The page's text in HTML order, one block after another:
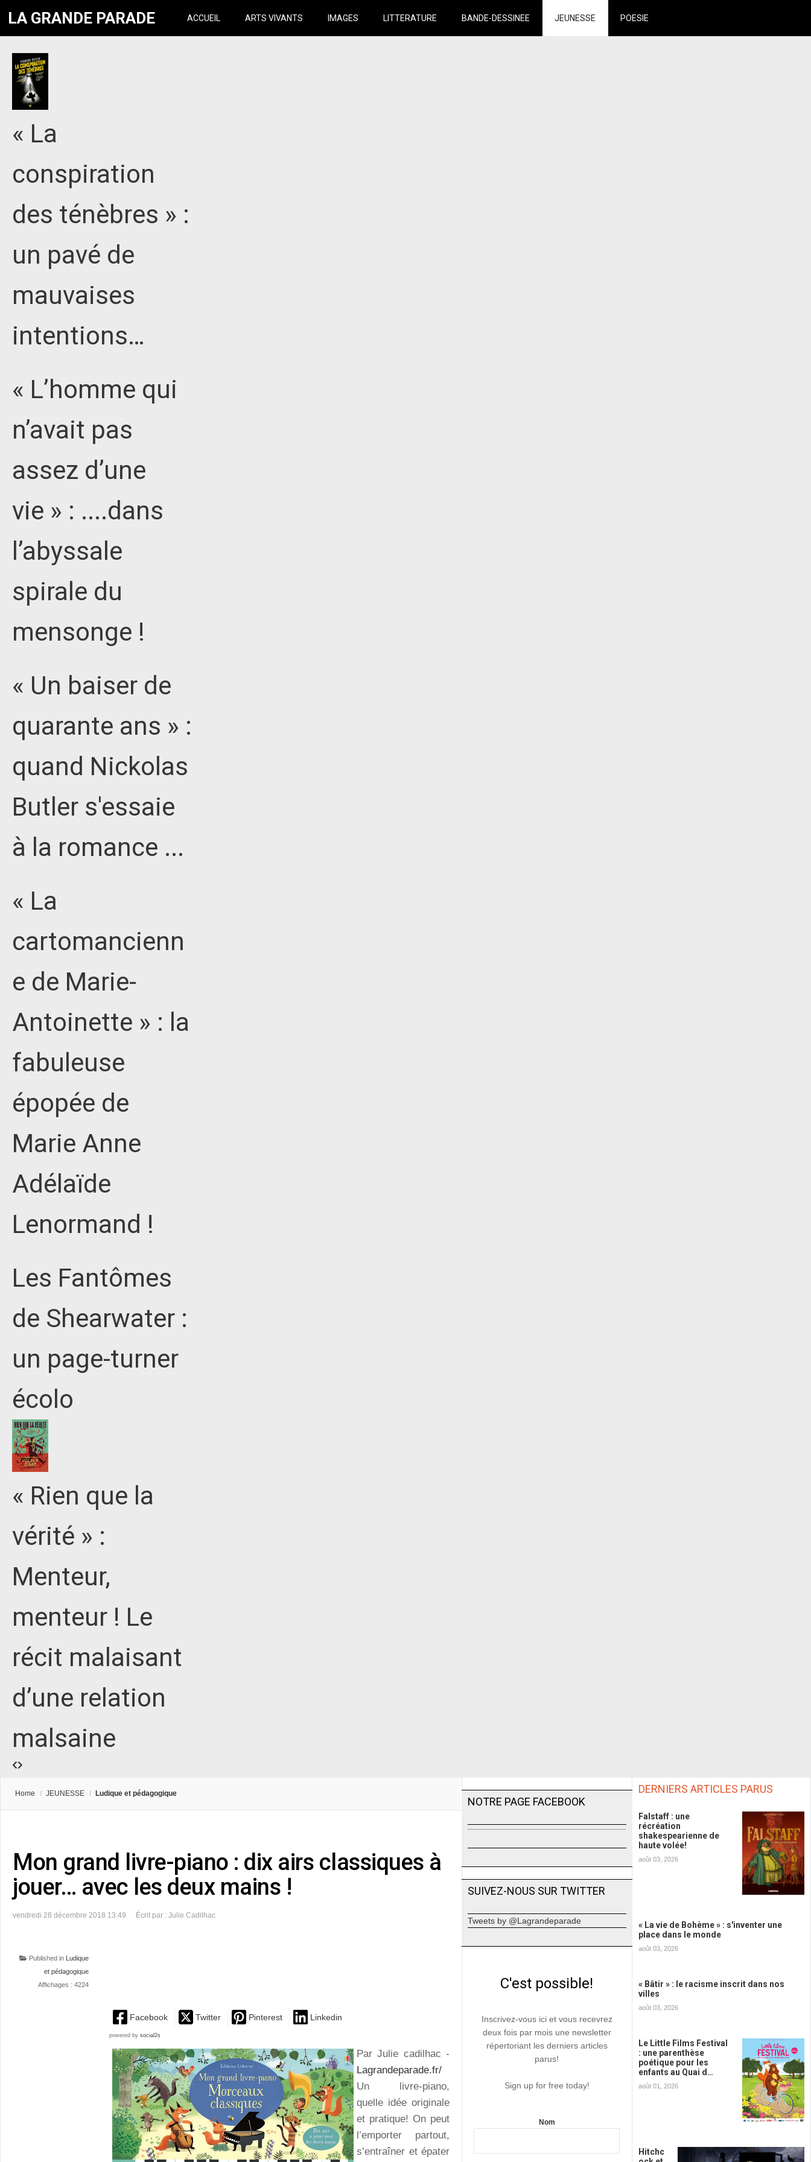
LA GRANDE PARADE ACCUEIL ARTS VIVANTS IMAGES LITTERATURE BANDE-DESSINEE JEUNESSE POESIE
« La
conspiration
des ténèbres » :
un pavé de
mauvaises
intentions…
« L’homme qui
n’avait pas
assez d’une
vie » : ....dans
l’abyssale
spirale du
mensonge !
« Un baiser de
quarante ans » :
quand Nickolas
Butler s'essaie
à la romance ...
« La
cartomancienn
e de Marie-
Antoinette » : la
fabuleuse
épopée de
Marie Anne
Adélaïde
Lenormand !
Les Fantômes
de Shearwater :
un page-turner
écolo
« Rien que la
vérité » :
Menteur,
menteur ! Le
récit malaisant
d’une relation
malsaine
Home / JEUNESSE / Ludique et pédagogique
Mon grand livre-piano : dix airs classiques à
jouer… avec les deux mains !
vendredi 28 décembre 2018 13:49 Écrit par : Julie Cadilhac
Published in
Ludique
et pédagogique
Affichages : 4224
Facebook Twitter Pinterest Linkedin
powered by social2s
Par Julie cadilhac -
Lagrandeparade.fr/
Un livre-piano,
quelle idée originale
et pratique! On peut
l’emporter partout,
s’entraîner et épater
NOTRE PAGE FACEBOOK
SUIVEZ-NOUS SUR TWITTER
Tweets by @Lagrandeparade
C'est possible!
Inscrivez-vous ici et vous recevrez
deux fois par mois une newsletter
répertoriant les derniers articles
parus!
Sign up for free today!
Nom
DERNIERS ARTICLES PARUS
Falstaff : une
récréation
shakespearienne de
haute volée!
août 03, 2026
« La vie de Bohème » : s'inventer une
place dans le monde
août 03, 2026
« Bâtir » : le racisme inscrit dans nos
villes
août 03, 2026
Le Little Films Festival
: une parenthèse
poétique pour les
enfants au Quai d…
août 01, 2026
Hitchc